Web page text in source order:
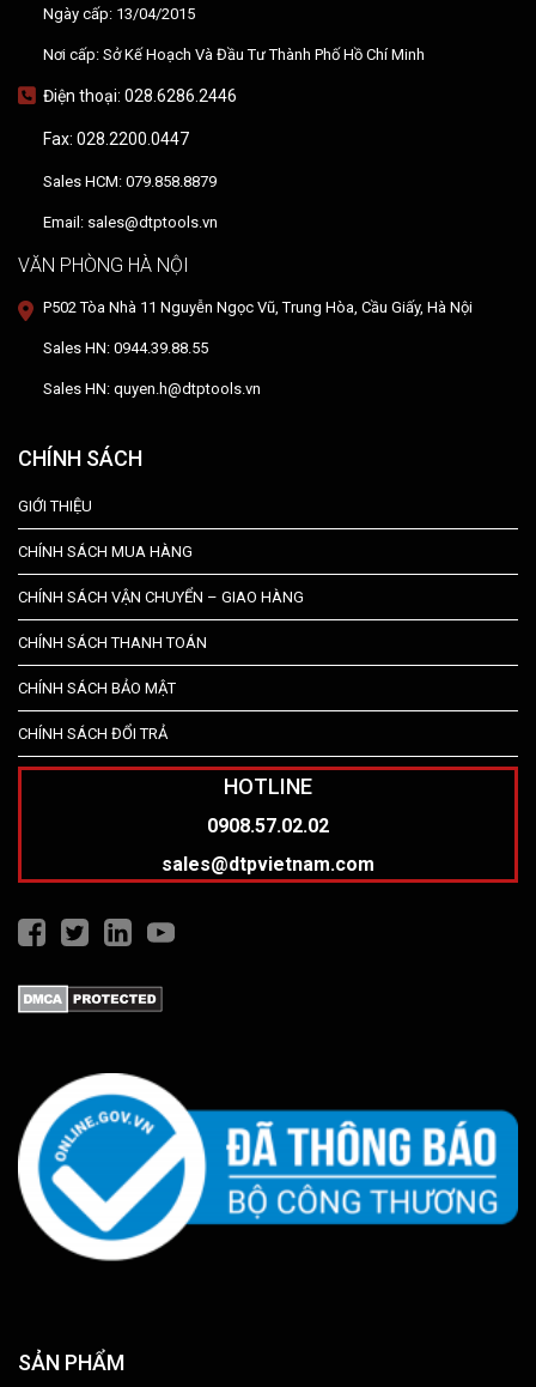
Ngày cấp: 13/04/2015
Nơi cấp: Sở Kế Hoạch Và Đầu Tư Thành Phố Hồ Chí Minh
Điện thoại: 028.6286.2446
Fax: 028.2200.0447
Sales HCM: 079.858.8879
Email: sales@dtptools.vn
VĂN PHÒNG HÀ NỘI
P502 Tòa Nhà 11 Nguyễn Ngọc Vũ, Trung Hòa, Cầu Giấy, Hà Nội
Sales HN: 0944.39.88.55
Sales HN: quyen.h@dtptools.vn
CHÍNH SÁCH
GIỚI THIỆU
CHÍNH SÁCH MUA HÀNG
CHÍNH SÁCH VẬN CHUYỂN – GIAO HÀNG
CHÍNH SÁCH THANH TOÁN
CHÍNH SÁCH BẢO MẬT
CHÍNH SÁCH ĐỔI TRẢ
HOTLINE
0908.57.02.02
sales@dtpvietnam.com
SẢN PHẨM